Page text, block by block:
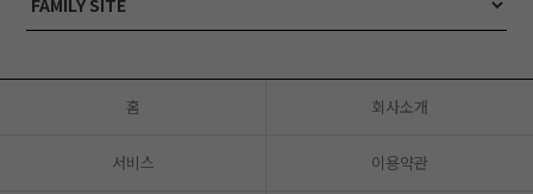
홈 회사소개
서비스 이용약관